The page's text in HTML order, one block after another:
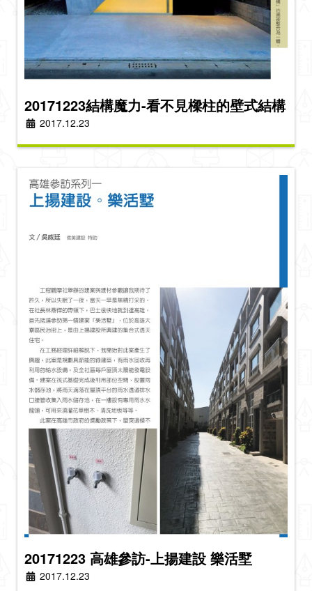
20171223結構魔力-看不見樑柱的壁式結構
2017.12.23
20171223 高雄參訪-上揚建設 樂活墅
2017.12.23